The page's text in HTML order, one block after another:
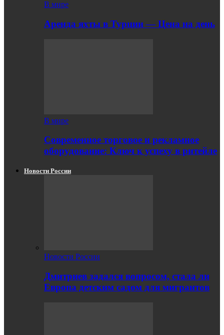
В мире
Аренда яхты в Турции — Цена на день
В мире
Современное торговое и рекламное
оборудование: Ключ к успеху в ритейле
Новости России
Новости России
Дмитриев задался вопросом, стала ли
Европа детским садом для мигрантов